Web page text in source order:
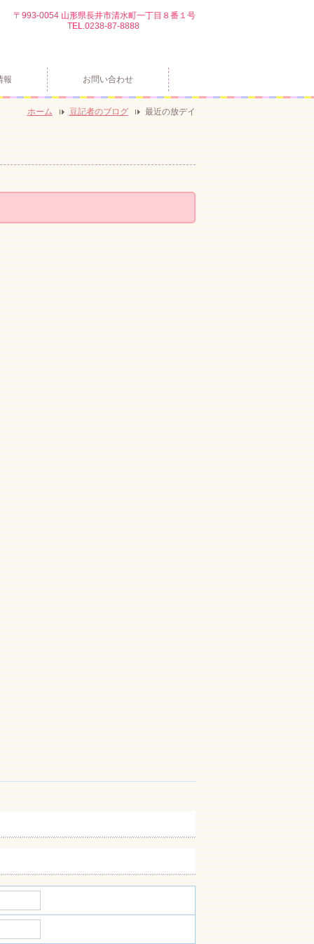
〒993-0054 山形県長井市清水町一丁目８番１号
TEL.0238-87-8888
報 お問い合わせ
ホーム 豆記者のブログ 最近の放デイ